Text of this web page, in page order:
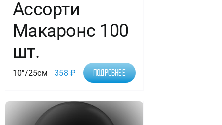
Ассорти
Макаронс 100
шт.
10"/25см 358₽ Подробнее